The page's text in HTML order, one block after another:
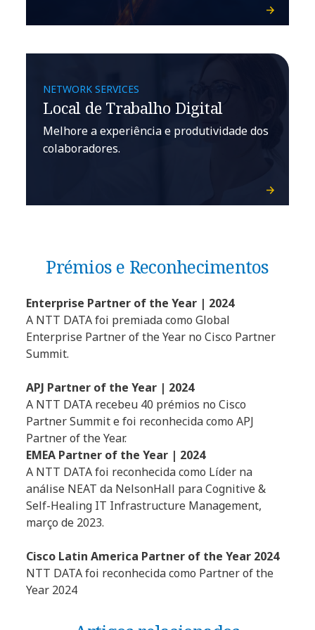
NETWORK SERVICES
Local de Trabalho Digital
Melhore a experiência e produtividade dos
colaboradores.
Prémios e Reconhecimentos
Enterprise Partner of the Year | 2024
A NTT DATA foi premiada como Global
Enterprise Partner of the Year no Cisco Partner
Summit.
APJ Partner of the Year | 2024
A NTT DATA recebeu 40 prémios no Cisco
Partner Summit e foi reconhecida como APJ
Partner of the Year.
EMEA Partner of the Year | 2024
A NTT DATA foi reconhecida como Líder na
análise NEAT da NelsonHall para Cognitive &
Self-Healing IT Infrastructure Management,
março de 2023.
Cisco Latin America Partner of the Year 2024
NTT DATA foi reconhecida como Partner of the
Year 2024